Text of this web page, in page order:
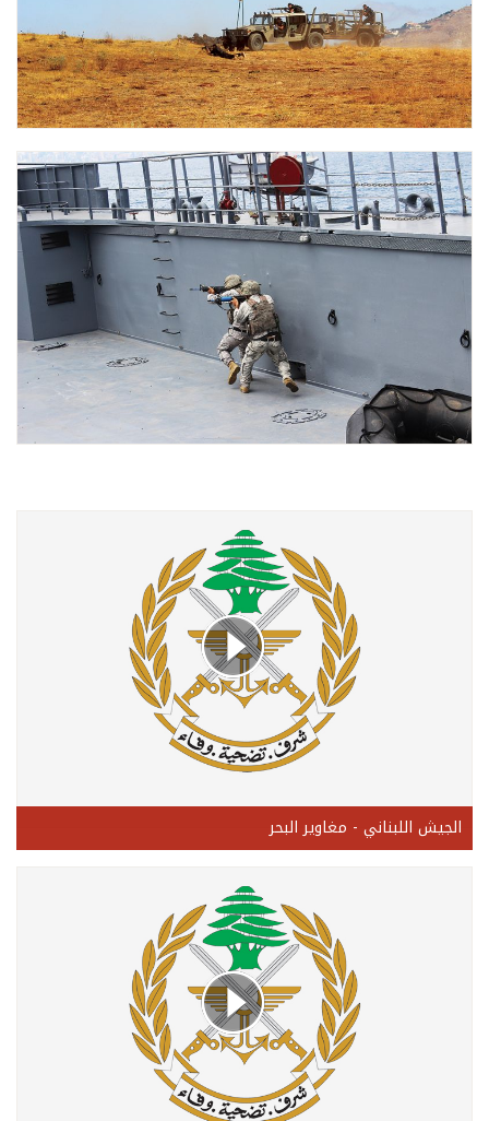
الجيش اللبناني - مغاوير البحر